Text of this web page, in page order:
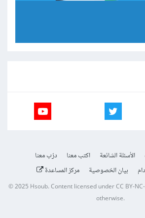
الأسئلة الشائعة اكتب معنا
درّب معنا
بيان الخصوصية مركز المساعدة
© 2025Hsoub.Content licensed underCC BY-
otherwise.